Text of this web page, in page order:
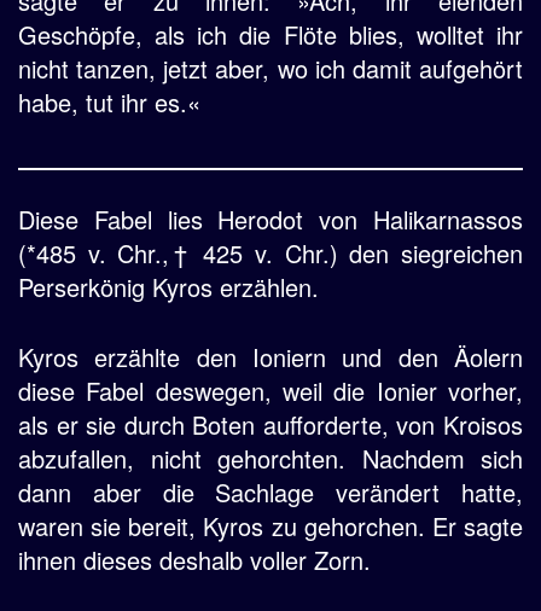
Geschöpfe, als ich die Flöte blies, wolltet ihr
nicht tanzen, jetzt aber, wo ich damit aufgehört
habe, tut ihr es.«
Diese Fabel lies Herodot von Halikarnassos
(*485 v. Chr.,† 425 v. Chr.) den siegreichen
Perserkönig Kyros erzählen.
Kyros erzählte den Ioniern und den Äolern
diese Fabel deswegen, weil die Ionier vorher,
als er sie durch Boten aufforderte, von Kroisos
abzufallen, nicht gehorchten. Nachdem sich
dann aber die Sachlage verändert hatte,
waren sie bereit, Kyros zu gehorchen. Er sagte
ihnen dieses deshalb voller Zorn.